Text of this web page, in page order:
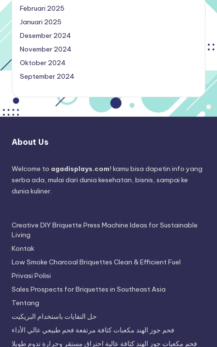
Februari 2025
Januari 2025
Desember 2024
November 2024
Oktober 2024
September 2024
About Us
Welcome to agadisplays.com! kamu bisa dapetin info yang
serba ada, mulai dari dunia kesehatan, bisnis, sampai ke
dunia kuliner.
Creative DIY Briquette Press Machine Ideas for Sustainable
Living
Kontak
Low Smoke Charcoal Briquettes Clean & Efficient Fuel
Privasi Polisi
Sales Prospects for Briquettes in Southeast Asia
Tentang
حل النفايات باستخدام البريكيت
فحم جوز الهند مكعبات كثافة مرتفعة فحم طبيعي عالي الأداء
فحم مكعبات جوز الهند كثافة عالية احتراق مستقر وحرارة تدوم طويلا